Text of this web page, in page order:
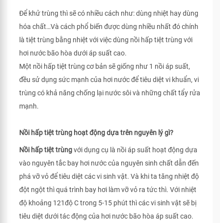
Để khử trùng thì sẽ có nhiều cách như: dùng nhiệt hay dùng
hóa chất…Và cách phổ biến được dùng nhiều nhất đó chính
là tiệt trùng bằng nhiệt với việc dùng nồi hấp tiệt trùng với
hơi nước bão hòa dưới áp suất cao.
Một nồi hấp tiệt trùng cơ bản sẽ giống như 1 nồi áp suất,
đều sử dụng sức mạnh của hơi nước để tiêu diệt vi khuẩn, vi
trùng có khả năng chống lại nước sôi và những chất tẩy rửa
mạnh.
Nồi hấp tiệt trùng hoạt động dựa trên nguyên lý gì?
Nồi hấp tiệt trùngvới dụng cụ là nồi áp suất hoạt động dựa
vào nguyên tắc bay hơi nước của nguyên sinh chất dẫn đến
phá vỡ vỏ để tiêu diệt các vi sinh vật. Và khi ta tăng nhiệt độ
đột ngột thì quá trình bay hơi làm vỡ vỏ ra tức thì. Với nhiệt
độ khoảng 121độ C trong 5-15 phút thì các vi sinh vật sẽ bị
tiêu diệt dưới tác động của hơi nước bão hòa áp suất cao.